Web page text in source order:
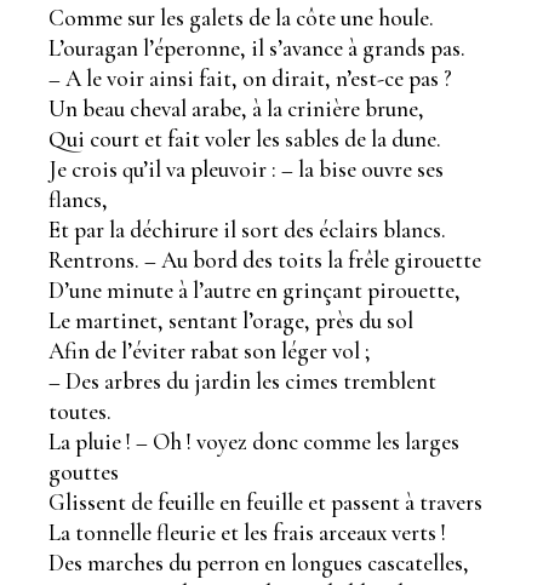
Comme sur les galets de la côte une houle.
L’ouragan l’éperonne, il s’avance à grands pas.
– A le voir ainsi fait, on dirait, n’est-ce pas ?
Un beau cheval arabe, à la crinière brune,
Qui court et fait voler les sables de la dune.
Je crois qu’il va pleuvoir : – la bise ouvre ses
flancs,
Et par la déchirure il sort des éclairs blancs.
Rentrons. – Au bord des toits la frêle girouette
D’une minute à l’autre en grinçant pirouette,
Le martinet, sentant l’orage, près du sol
Afin de l’éviter rabat son léger vol ;
– Des arbres du jardin les cimes tremblent
toutes.
La pluie ! – Oh ! voyez donc comme les larges
gouttes
Glissent de feuille en feuille et passent à travers
La tonnelle fleurie et les frais arceaux verts !
Des marches du perron en longues cascatelles,